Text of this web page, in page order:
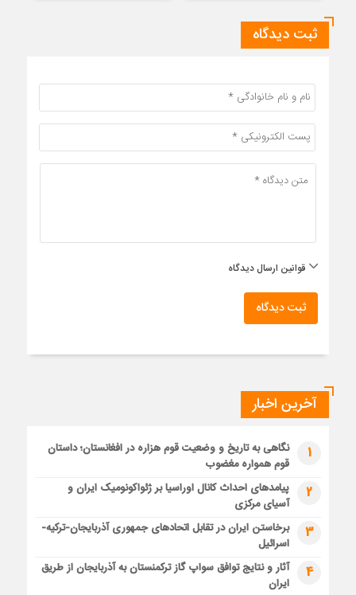
ثبت دیدگاه
قوانین ارسال دیدگاه
ثبت دیدگاه
آخرین اخبار
1
نگاهی به تاریخ و وضعیت قوم هزاره در افغانستان؛ داستان
قوم همواره مغضوب
2
پیامدهای احداث کانال اوراسیا بر ژئواکونومیک ایران و
آسیای مرکزی
3
برخاستن ایران در تقابل اتحادهای جمهوری آذربایجان-ترکیه-
اسرائیل
4
آثار و نتایج توافق سواپ گاز ترکمنستان به آذربایجان از طریق
ایران